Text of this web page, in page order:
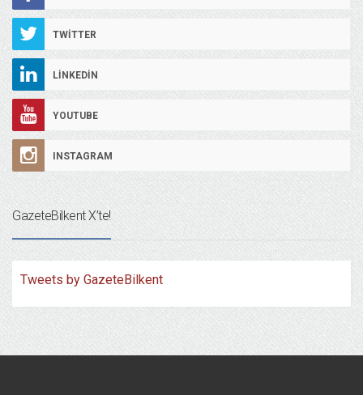
TWITTER
LINKEDIN
YOUTUBE
INSTAGRAM
GazeteBilkent X’te!
Tweets by GazeteBilkent